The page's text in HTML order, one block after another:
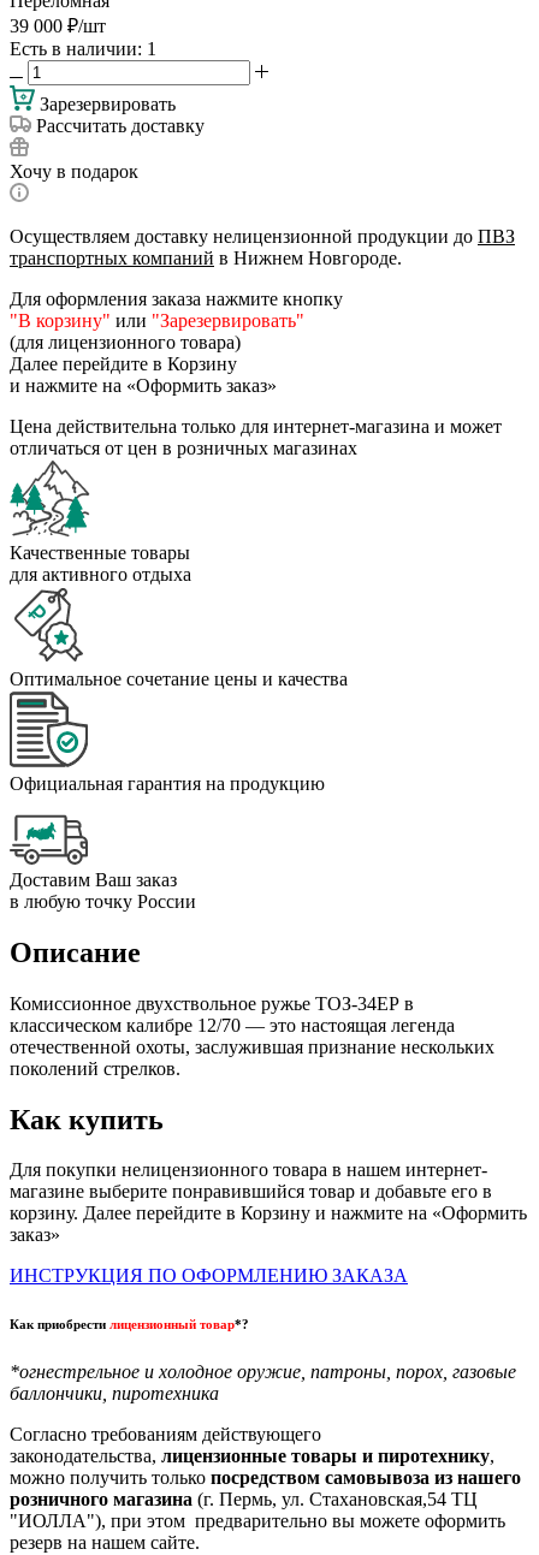
39 000 ₽/шт
Есть в наличии: 1
Зарезервировать
Рассчитать доставку
Хочу в подарок
Осуществляем доставку нелицензионной продукции до ПВЗ
транспортных компаний в Нижнем Новгороде.
Для оформления заказа нажмите кнопку
"В корзину" или "Зарезервировать"
(для лицензионного товара)
Далее перейдите в Корзину
и нажмите на «Оформить заказ»
Цена действительна только для интернет-магазина и может
отличаться от цен в розничных магазинах
Качественные товары
для активного отдыха
Оптимальное сочетание цены и качества
Официальная гарантия на продукцию
Доставим Ваш заказ
в любую точку России
Описание
Комиссионное двухствольное ружье ТОЗ-34ЕР в
классическом калибре 12/70 — это настоящая легенда
отечественной охоты, заслужившая признание нескольких
поколений стрелков.
Как купить
Для покупки нелицензионного товара в нашем интернет-
магазине выберите понравившийся товар и добавьте его в
корзину. Далее перейдите в Корзину и нажмите на «Оформить
заказ»
ИНСТРУКЦИЯ ПО ОФОРМЛЕНИЮ ЗАКАЗА
Как приобрести лицензионный товар*?
*огнестрельное и холодное оружие, патроны, порох, газовые
баллончики, пиротехника
Согласно требованиям действующего
законодательства, лицензионные товары и пиротехнику,
можно получить только посредством самовывоза из нашего
розничного магазина (г. Пермь, ул. Стахановская,54 ТЦ
"ИОЛЛА"), при этом предварительно вы можете оформить
резерв на нашем сайте.